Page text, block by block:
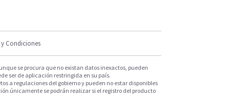
Condiciones
se procura que no existan datos inexactos, pueden
ser de aplicación restringida en su país.
a regulaciones del gobierno y pueden no estar disponibles
únicamente se podrán realizar si el registro del producto